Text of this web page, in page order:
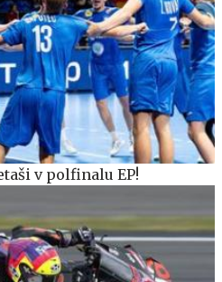
v polfinalu EP!